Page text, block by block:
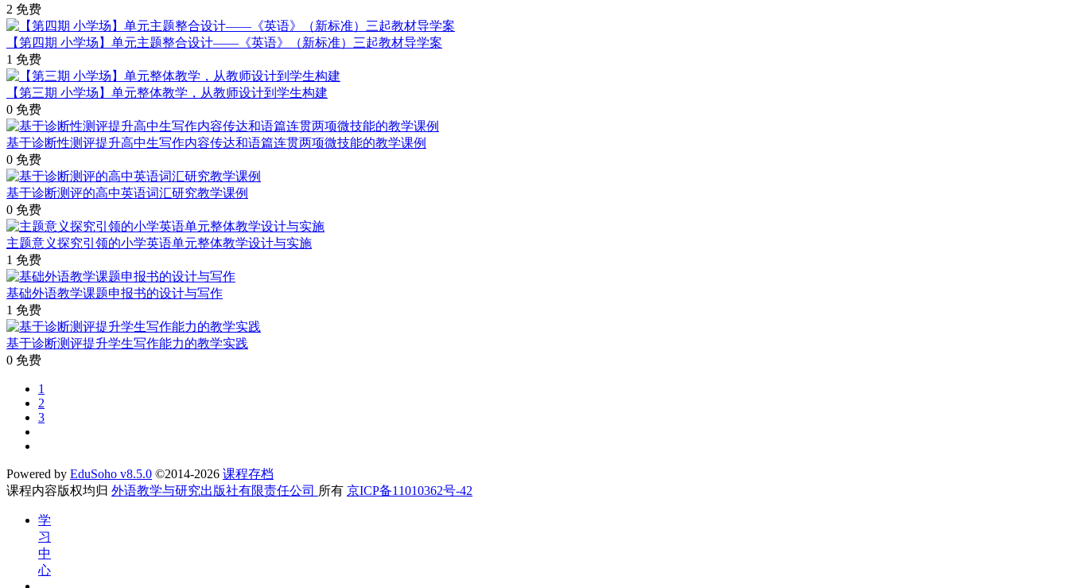
2 免费
【第四期 小学场】单元主题整合设计——《英语》（新标准）三起教材导学案
1 免费
【第三期 小学场】单元整体教学，从教师设计到学生构建
0 免费
基于诊断性测评提升高中生写作内容传达和语篇连贯两项微技能的教学课例
0 免费
基于诊断测评的高中英语词汇研究教学课例
0 免费
主题意义探究引领的小学英语单元整体教学设计与实施
1 免费
基础外语教学课题申报书的设计与写作
1 免费
基于诊断测评提升学生写作能力的教学实践
0 免费
1
2
3
Powered by EduSoho v8.5.0 ©2014-2026 课程存档
课程内容版权均归 外语教学与研究出版社有限责任公司 所有 京ICP备11010362号-42
学
习
中
心